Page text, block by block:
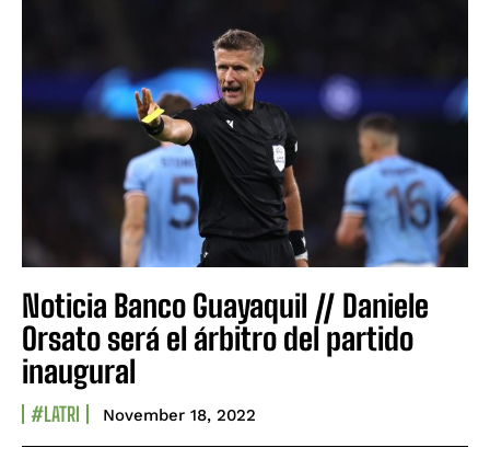
Noticia Banco Guayaquil // Daniele
Orsato será el árbitro del partido
inaugural
#LATRI November 18, 2022